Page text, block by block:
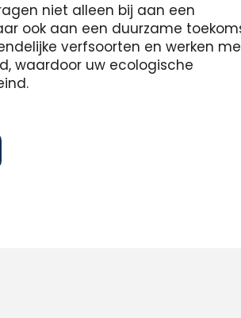
niet alleen bij aan een
ook aan een duurzame
verfsoorten en werken
waardoor uw ecologische